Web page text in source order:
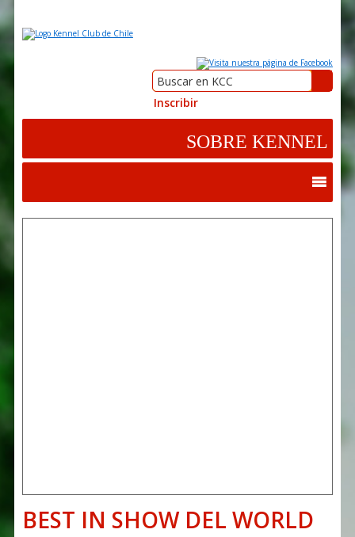
Inscribir
BEST IN SHOW DEL WORLD